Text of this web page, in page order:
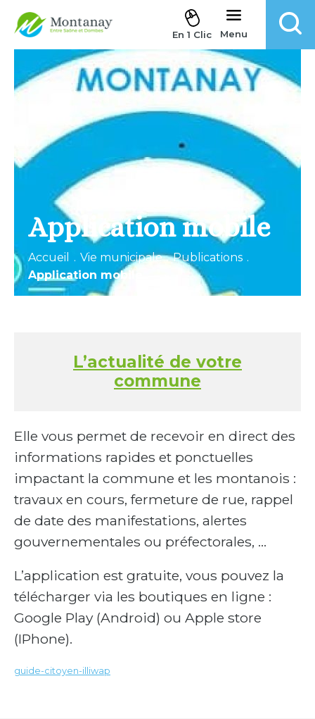
Aller au contenu
En 1 Clic Menu
Application mobile
Accueil . Vie municipale . Publications .
Application mobile
L’actualité de votre
commune
Elle vous permet de recevoir en direct des
informations rapides et ponctuelles
impactant la commune et les montanois :
travaux en cours, fermeture de rue, rappel
de date des manifestations, alertes
gouvernementales ou préfectorales, …
L’application est gratuite, vous pouvez la
télécharger via les boutiques en ligne :
Google Play (Android) ou Apple store
(IPhone).
guide-citoyen-illiwap